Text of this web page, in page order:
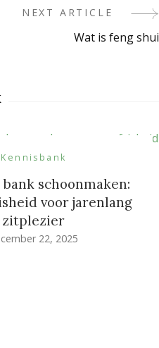
NEXT ARTICLE
Wat is feng shui
Kennisbank
schoonmaken:
voor jarenlang
zitplezier
22, 2025